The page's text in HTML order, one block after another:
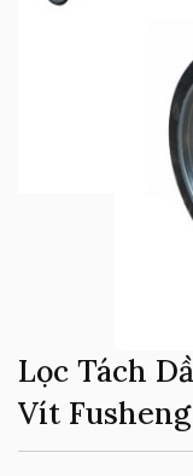
Lọc Tách
Vít Fusheng